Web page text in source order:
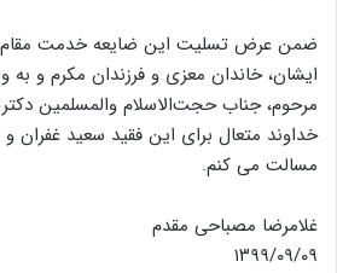
ضمن عرض تسلیت این ضایعه خدمت مقام
ایشان، خاندان معزی و فرزندان مکرم و به
مرحوم، جناب حجت‌الاسلام والمسلمین
خداوند متعال برای این فقید سعید غفران
مسالت می کنم.
غلامرضا مصباحی مقدم
۱۳۹۹/۰۹/۰۹